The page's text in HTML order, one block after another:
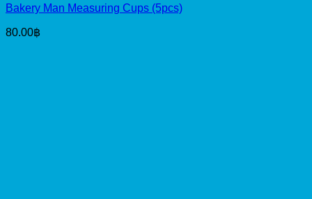
Bakery Man Measuring Cups (5pcs)
80.00฿